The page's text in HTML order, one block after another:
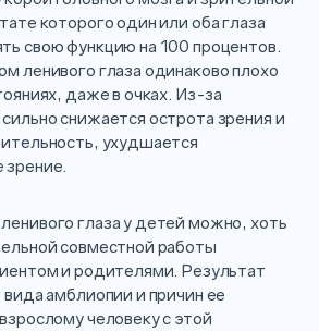
которого один или оба глаза
свою функцию на 100 процентов.
ленивого глаза одинаково плохо
даже в очках. Из-за
снижается острота зрения и
ухудшается
зрение.
глаза у детей можно, хоть
совместной работы
и родителями. Результат
вида амблиопии и причин ее
человеку с этой